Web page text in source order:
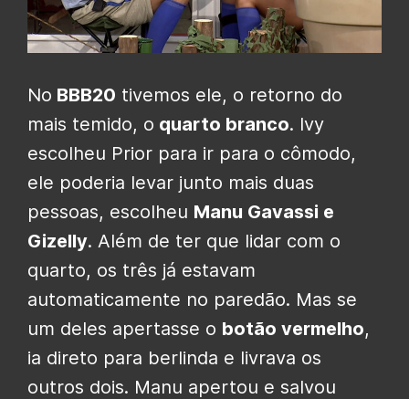
No BBB20 tivemos ele, o retorno do
mais temido, o quarto branco. Ivy
escolheu Prior para ir para o cômodo,
ele poderia levar junto mais duas
pessoas, escolheu Manu Gavassi e
Gizelly. Além de ter que lidar com o
quarto, os três já estavam
automaticamente no paredão. Mas se
um deles apertasse o botão vermelho,
ia direto para berlinda e livrava os
outros dois. Manu apertou e salvou